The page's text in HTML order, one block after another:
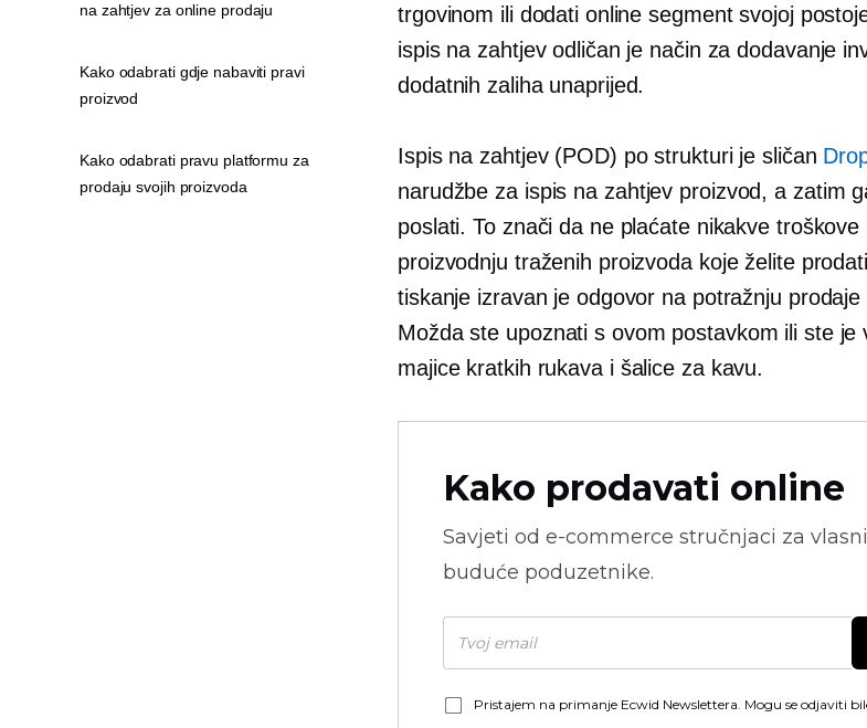
trgovinom ili dodati online segment svojoj
ispis na zahtjev odličan je način za dodavanje
dodatnih zaliha unaprijed.
Ispis na zahtjev (POD) po strukturi je sličan
narudžbe za ispis na zahtjev proizvod, a zatim
poslati. To znači da ne plaćate nikakve troškove
proizvodnju traženih proizvoda koje želite
tiskanje izravan je odgovor na potražnju prodaje
Možda ste upoznati s ovom postavkom ili ste je
majice kratkih rukavai šalice za kavu.
Kako prodavati online
Savjeti od e-commerce stručnjaci za
buduće poduzetnike.
Pristajem na primanje Ecwid Newslettera. Mogu se odjaviti
na zahtjev za online prodaju
Kako odabrati gdje nabaviti pravi
proizvod
Kako odabrati pravu platformu za
prodaju svojih proizvoda